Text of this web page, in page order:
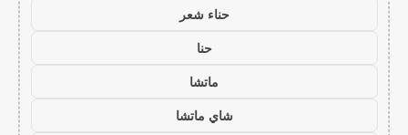
حناء شعر
حنا
ماتشا
شاي ماتشا